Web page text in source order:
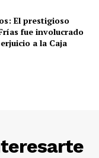
El prestigioso
fue involucrado
a la Caja